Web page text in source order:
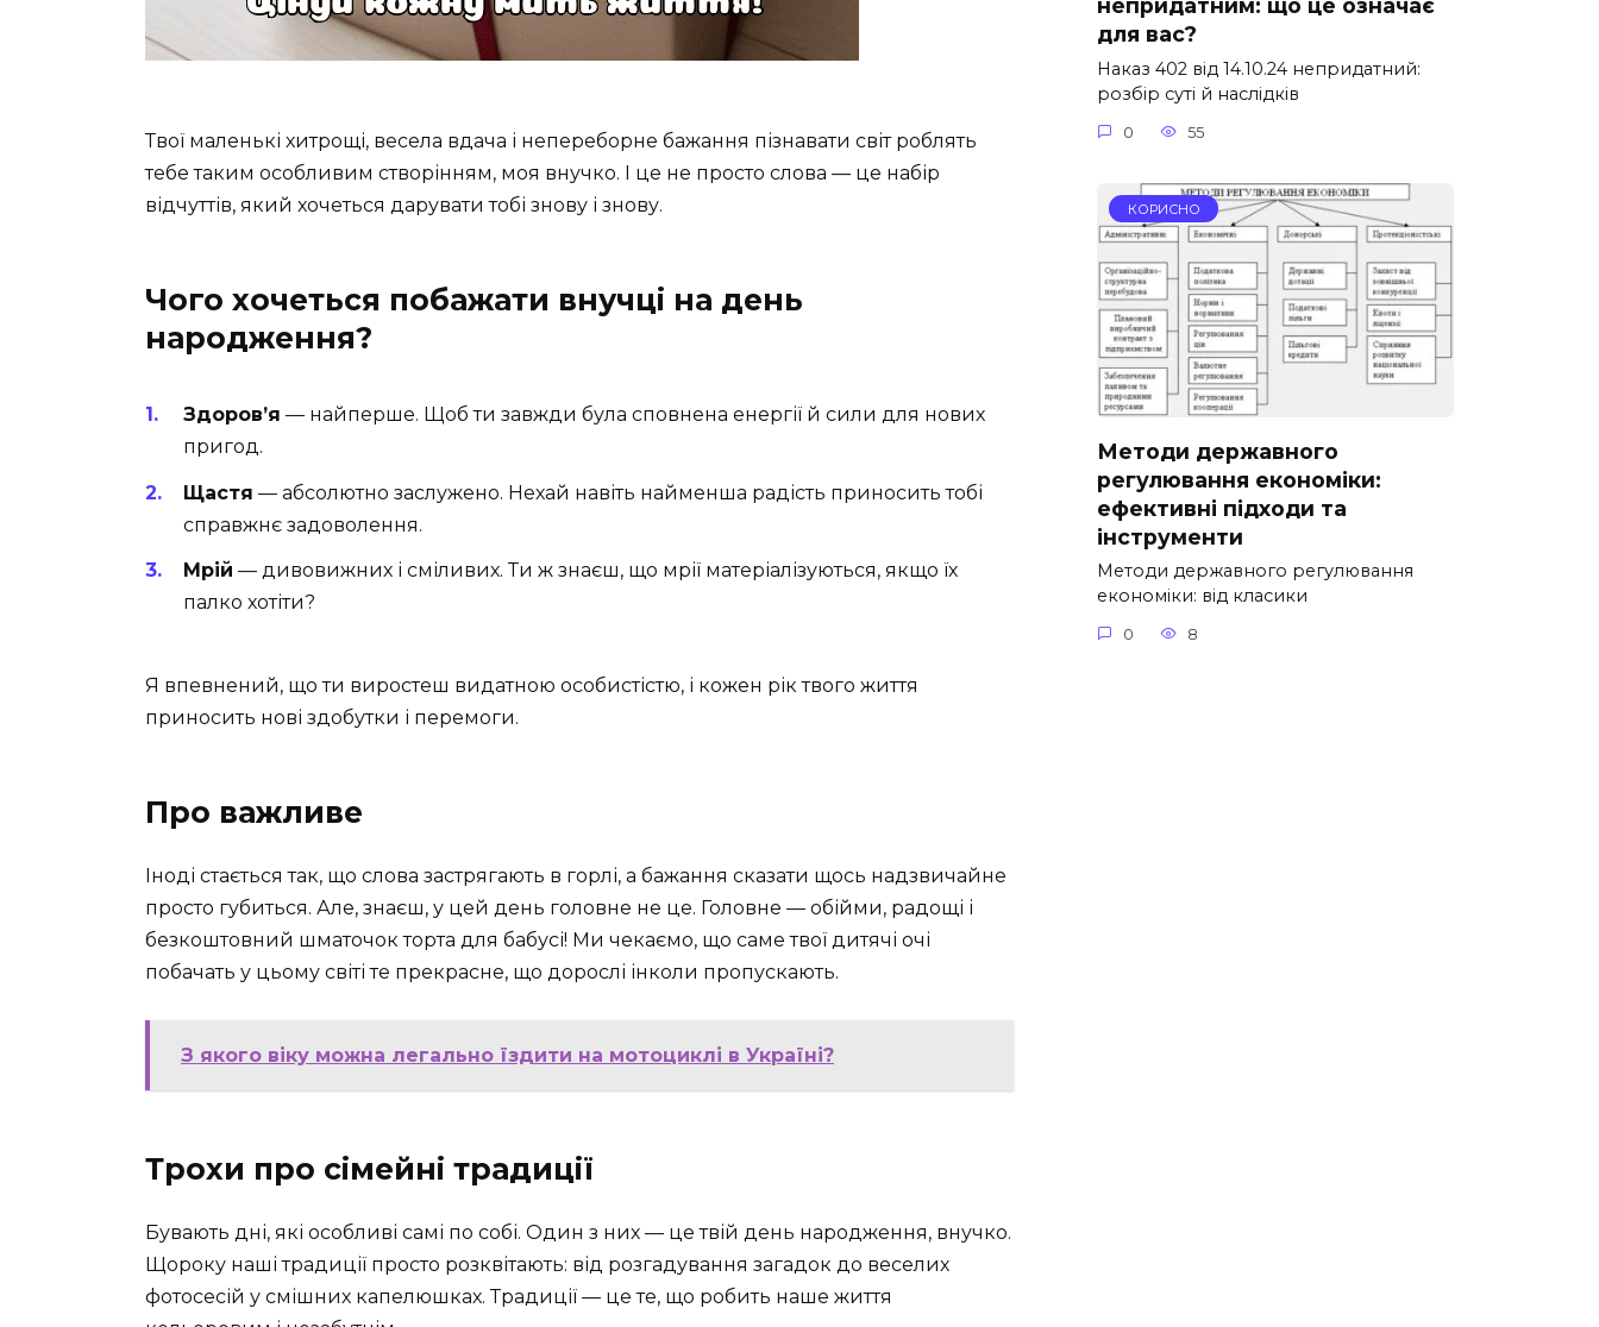
Твої маленькі хитрощі, весела вдача і непереборне бажання пізнавати світ роблять
тебе таким особливим створінням, моя внучко. І це не просто слова — це набір
відчуттів, який хочеться дарувати тобі знову і знову.
Чого хочеться побажати внучці на день
народження?
Здоров’я — найперше. Щоб ти завжди була сповнена енергії й сили для нових
пригод.
Щастя — абсолютно заслужено. Нехай навіть найменша радість приносить тобі
справжнє задоволення.
Мрій — дивовижних і сміливих. Ти ж знаєш, що мрії матеріалізуються, якщо їх
палко хотіти?
Я впевнений, що ти виростеш видатною особистістю, і кожен рік твого життя
приносить нові здобутки і перемоги.
Про важливе
Іноді стається так, що слова застрягають в горлі, а бажання сказати щось надзвичайне
просто губиться. Але, знаєш, у цей день головне не це. Головне — обійми, радощі і
безкоштовний шматочок торта для бабусі! Ми чекаємо, що саме твої дитячі очі
побачать у цьому світі те прекрасне, що дорослі інколи пропускають.
З якого віку можна легально їздити на мотоциклі в Україні?
Трохи про сімейні традиції
Бувають дні, які особливі самі по собі. Один з них — це твій день народження, внучко.
Щороку наші традиції просто розквітають: від розгадування загадок до веселих
фотосесій у смішних капелюшках. Традиції — це те, що робить наше життя
непридатним: що це означає
для вас?
Наказ 402 від 14.10.24 непридатний:
розбір суті й наслідків
0 55
КОРИСНО
Методи державного
регулювання економіки:
ефективні підходи та
інструменти
Методи державного регулювання
економіки: від класики
0 8